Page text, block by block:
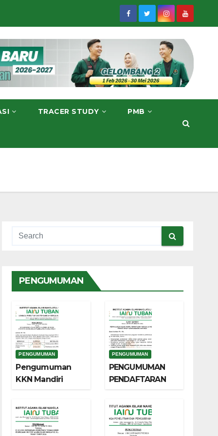
TRACER STUDY PMB
PENGUMUMAN
PENGUMUMAN
Pengumuman
KKN Mandiri
PENGUMUMAN
PENGUMUMAN
PENDAFTARAN
WISUDA
PERIODE GENAP
TAHUN